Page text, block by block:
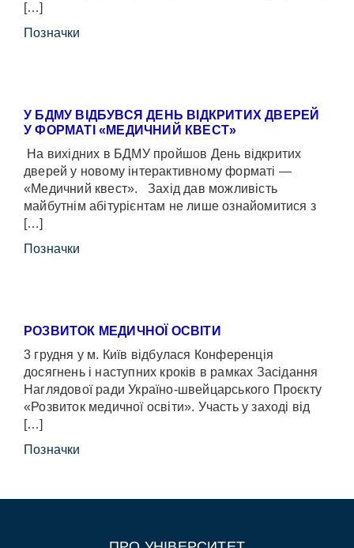
[…]
Позначки
У БДМУ ВІДБУВСЯ ДЕНЬ ВІДКРИТИХ ДВЕРЕЙ
У ФОРМАТІ «МЕДИЧНИЙ КВЕСТ»
На вихідних в БДМУ пройшов День відкритих
дверей у новому інтерактивному форматі —
«Медичний квест». Захід дав можливість
майбутнім абітурієнтам не лише ознайомитися з
[…]
Позначки
РОЗВИТОК МЕДИЧНОЇ ОСВІТИ
3 грудня у м. Київ відбулася Конференція
досягнень і наступних кроків в рамках Засідання
Наглядової ради Україно-швейцарського Проєкту
«Розвиток медичної освіти». Участь у заході від
[…]
Позначки